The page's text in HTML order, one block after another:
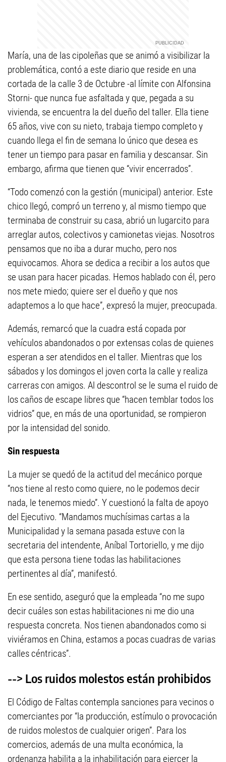
María, una de las cipoleñas que se animó a visibilizar la
problemática, contó a este diario que reside en una
cortada de la calle 3 de Octubre -al límite con Alfonsina
Storni- que nunca fue asfaltada y que, pegada a su
vivienda, se encuentra la del dueño del taller. Ella tiene
65 años, vive con su nieto, trabaja tiempo completo y
cuando llega el fin de semana lo único que desea es
tener un tiempo para pasar en familia y descansar. Sin
embargo, afirma que tienen que “vivir encerrados”.
“Todo comenzó con la gestión (municipal) anterior. Este
chico llegó, compró un terreno y, al mismo tiempo que
terminaba de construir su casa, abrió un lugarcito para
arreglar autos, colectivos y camionetas viejas. Nosotros
pensamos que no iba a durar mucho, pero nos
equivocamos. Ahora se dedica a recibir a los autos que
se usan para hacer picadas. Hemos hablado con él, pero
nos mete miedo; quiere ser el dueño y que nos
adaptemos a lo que hace”, expresó la mujer, preocupada.
Además, remarcó que la cuadra está copada por
vehículos abandonados o por extensas colas de quienes
esperan a ser atendidos en el taller. Mientras que los
sábados y los domingos el joven corta la calle y realiza
carreras con amigos. Al descontrol se le suma el ruido de
los caños de escape libres que “hacen temblar todos los
vidrios” que, en más de una oportunidad, se rompieron
por la intensidad del sonido.
Sin respuesta
La mujer se quedó de la actitud del mecánico porque
“nos tiene al resto como quiere, no le podemos decir
nada, le tenemos miedo”. Y cuestionó la falta de apoyo
del Ejecutivo. “Mandamos muchísimas cartas a la
Municipalidad y la semana pasada estuve con la
secretaria del intendente, Aníbal Tortoriello, y me dijo
que esta persona tiene todas las habilitaciones
pertinentes al día”, manifestó.
En ese sentido, aseguró que la empleada “no me supo
decir cuáles son estas habilitaciones ni me dio una
respuesta concreta. Nos tienen abandonados como si
viviéramos en China, estamos a pocas cuadras de varias
calles céntricas”.
--> Los ruidos molestos están prohibidos
El Código de Faltas contempla sanciones para vecinos o
comerciantes por “la producción, estímulo o provocación
de ruidos molestos de cualquier origen”. Para los
comercios, además de una multa económica, la
ordenanza habilita a la inhabilitación para ejercer la